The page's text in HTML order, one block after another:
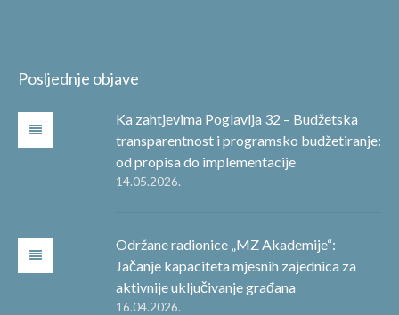
Posljednje objave
Ka zahtjevima Poglavlja 32 – Budžetska
transparentnost i programsko budžetiranje:
od propisa do implementacije
14.05.2026.
Održane radionice „MZ Akademije“:
Jačanje kapaciteta mjesnih zajednica za
aktivnije uključivanje građana
16.04.2026.